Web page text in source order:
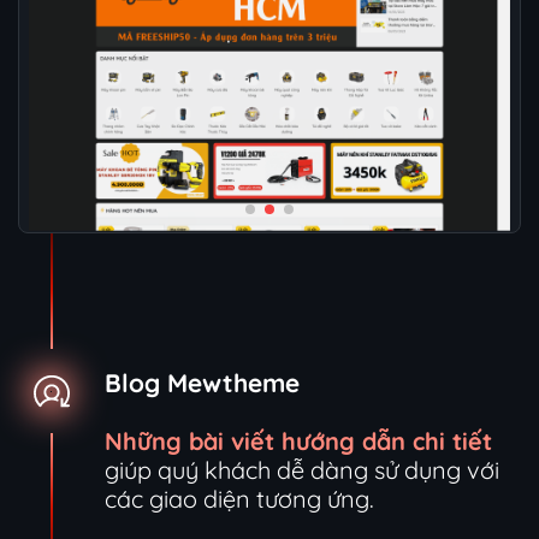
Blog Mewtheme
Những bài viết hướng dẫn chi tiết
giúp quý khách dễ dàng sử dụng với
các giao diện tương ứng.